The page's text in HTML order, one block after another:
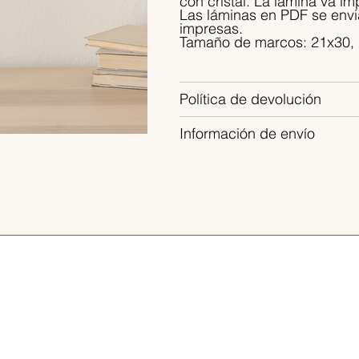
Las láminas en PDF se
impresas.
Tamaño de marcos:
Política de devolución
Información de envío